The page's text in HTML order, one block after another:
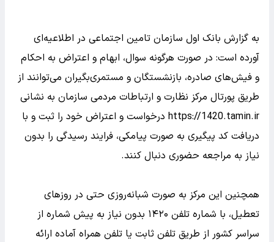
به گزارش بانک اول سازمان تامین اجتماعی در اطلاعیه‌ای
آورده است: در صورت هرگونه سوال، ابهام و اعتراض به احکام
و فیش‌های صادره، بازنشستگان و مستمری‌بگیران می‌توانند از
طریق پورتال مرکز نظارت و ارتباطات مردمی سازمان به نشانی
https://1420.tamin.ir درخواست و اعتراض خود را ثبت و با
دریافت کد پیگیری به صورت پیامکی، فرایند رسیدگی را بدون
نیاز به مراجعه حضوری دنبال کنند.
همچنین این مرکز به صورت شبانه‌روزی حتی در روزهای
تعطیل، با شماره تلفن ۱۴۲۰ بدون نیاز به پیش شماره از
سراسر کشور از طریق تلفن ثابت یا تلفن همراه آماده ارائه